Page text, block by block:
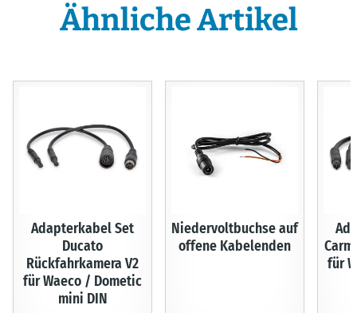
Ähnliche Artikel
Adapterkabel Set
Ducato
Rückfahrkamera V2
für Waeco / Dometic
mini DIN
Niedervoltbuchse auf
offene Kabelenden
für